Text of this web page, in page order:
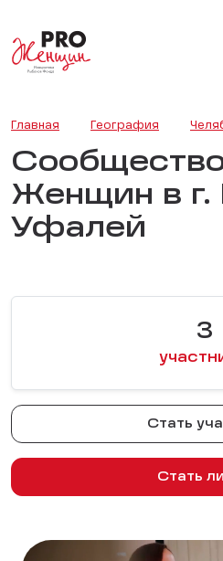
Главная География
Сообщество
Женщин в г.
Уфалей
3
Стать
Стать